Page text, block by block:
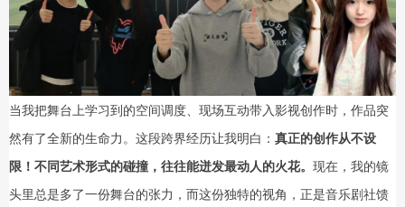
当我把舞台上学习到的空间调度、现场互动带入影视创作时，作品突
然有了全新的生命力。这段跨界经历让我明白： 真正的创作从不设
限！不同艺术形式的碰撞，往往能迸发最动人的火花。 现在，我的镜
头里总是多了一份舞台的张力，而这份独特的视角，正是音乐剧社馈